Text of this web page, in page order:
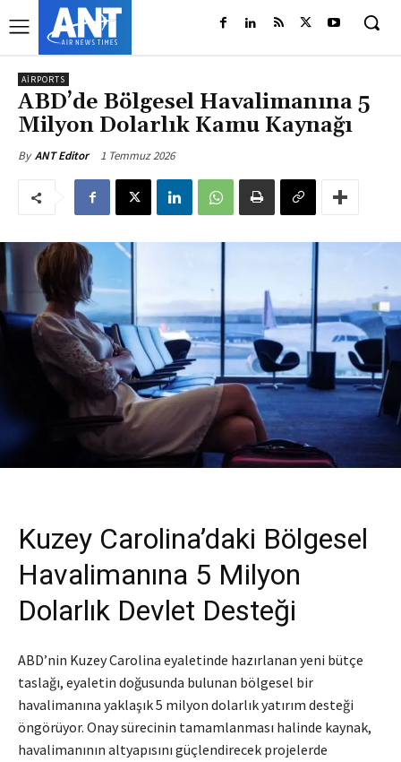
AIRPORTS
ABD’de Bölgesel Havalimanına 5
Milyon Dolarlık Kamu Kaynağı
By ANT Editor 1 Temmuz 2026
Kuzey Carolina’daki Bölgesel
Havalimanına 5 Milyon
Dolarlık Devlet Desteği
ABD’nin Kuzey Carolina eyaletinde hazırlanan yeni bütçe
taslağı, eyaletin doğusunda bulunan bölgesel bir
havalimanına yaklaşık 5 milyon dolarlık yatırım desteği
öngörüyor. Onay sürecinin tamamlanması halinde kaynak,
havalimanının altyapısını güçlendirecek projelerde